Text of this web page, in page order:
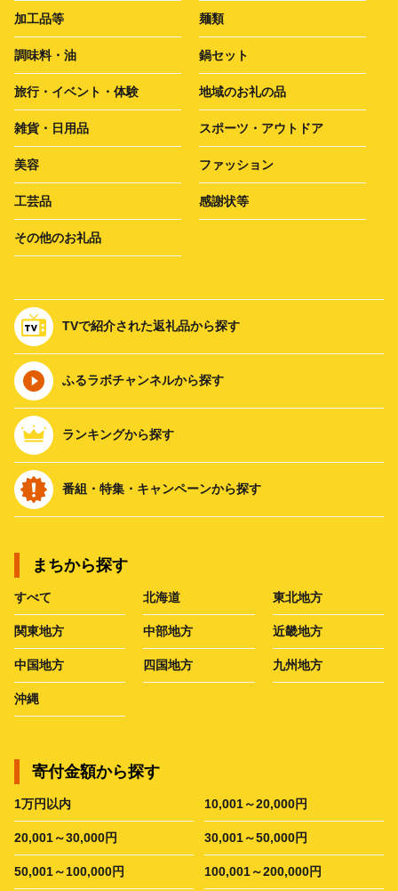
加工品等 麺類
調味料・油 鍋セット
旅行・イベント・体験 地域のお礼の品
雑貨・日用品 スポーツ・アウトドア
美容 ファッション
工芸品 感謝状等
その他のお礼品
TVで紹介された返礼品から探す
ふるラボチャンネルから探す
ランキングから探す
番組・特集・キャンペーンから探す
まちから探す
すべて 北海道 東北地方
関東地方 中部地方 近畿地方
中国地方 四国地方 九州地方
沖縄
寄付金額から探す
1万円以内 10,001～20,000円
20,001～30,000円 30,001～50,000円
50,001～100,000円 100,001～200,000円